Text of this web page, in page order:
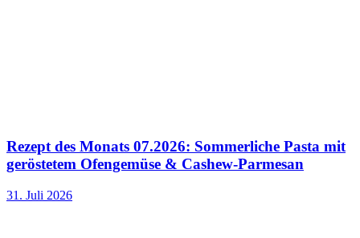
Rezept des Monats 07.2026: Sommerliche Pasta mit
geröstetem Ofengemüse & Cashew-Parmesan
31. Juli 2026